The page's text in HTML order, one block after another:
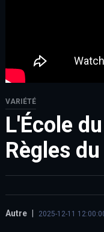
VARIÉTÉ
L'École
Règles
Autre 2025-12-11